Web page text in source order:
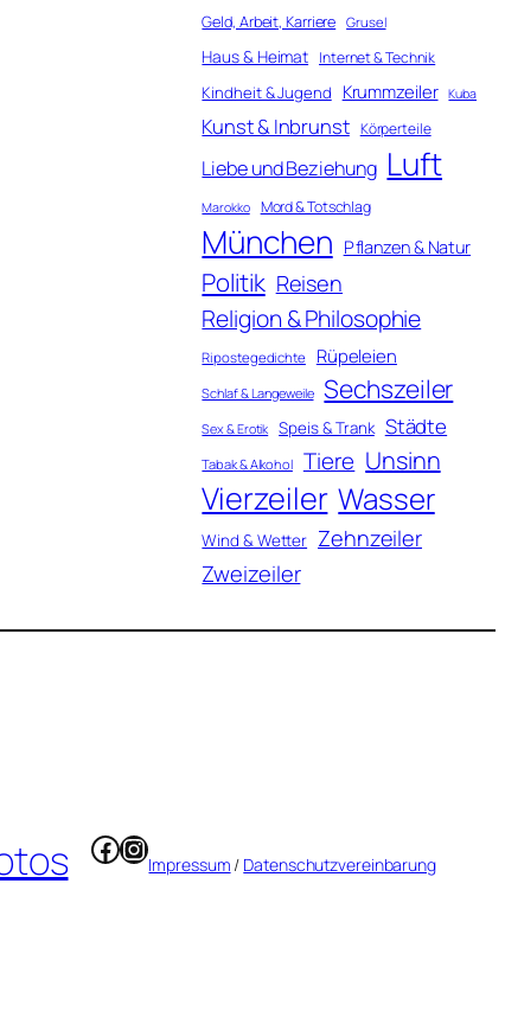
Geld, Arbeit, Karriere Grusel
Haus & Heimat Internet & Technik
Kindheit & Jugend Krummzeiler Kuba
Kunst & Inbrunst Körperteile
Liebe und Beziehung Luft
Marokko Mord & Totschlag
München Pflanzen & Natur
Politik Reisen
Religion & Philosophie
Ripostegedichte Rüpeleien
Schlaf & Langeweile Sechszeiler
Sex & Erotik Speis & Trank Städte
Tabak & Alkohol Tiere Unsinn
Vierzeiler Wasser
Wind & Wetter Zehnzeiler
Zweizeiler
Facebook
Instagram
Impressum / Datenschutzvereinbarung